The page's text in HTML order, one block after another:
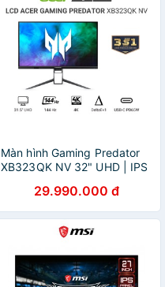
Màn hình Gaming Predator
XB323QK NV 32" UHD | IPS
29.990.000 đ